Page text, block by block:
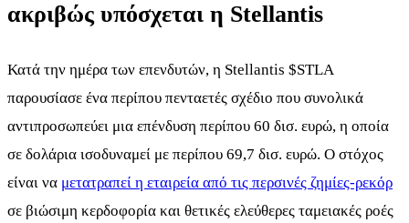
ακριβώς υπόσχεται η Stellantis
Κατά την ημέρα των επενδυτών, η Stellantis $STLA
παρουσίασε ένα περίπου πενταετές σχέδιο που συνολικά
αντιπροσωπεύει μια επένδυση περίπου 60 δισ. ευρώ, η οποία
σε δολάρια ισοδυναμεί με περίπου 69,7 δισ. ευρώ. Ο στόχος
είναι να μετατραπεί η εταιρεία από τις περσινές ζημίες-ρεκόρ
σε βιώσιμη κερδοφορία και θετικές ελεύθερες ταμειακές ροές